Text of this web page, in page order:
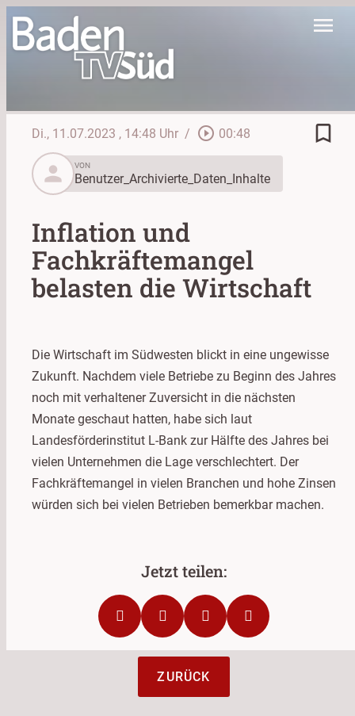
menu
Di., 11.07.2023 , 14:48 Uhr / play_circle_outline 00:48
bookmark_border
person
VON
Benutzer_Archivierte_Daten_Inhalte
Inflation und
Fachkräftemangel
belasten die Wirtschaft
Die Wirtschaft im Südwesten blickt in eine ungewisse
Zukunft. Nachdem viele Betriebe zu Beginn des Jahres
noch mit verhaltener Zuversicht in die nächsten
Monate geschaut hatten, habe sich laut
Landesförderinstitut L-Bank zur Hälfte des Jahres bei
vielen Unternehmen die Lage verschlechtert. Der
Fachkräftemangel in vielen Branchen und hohe Zinsen
würden sich bei vielen Betrieben bemerkbar machen.
ZURÜCK